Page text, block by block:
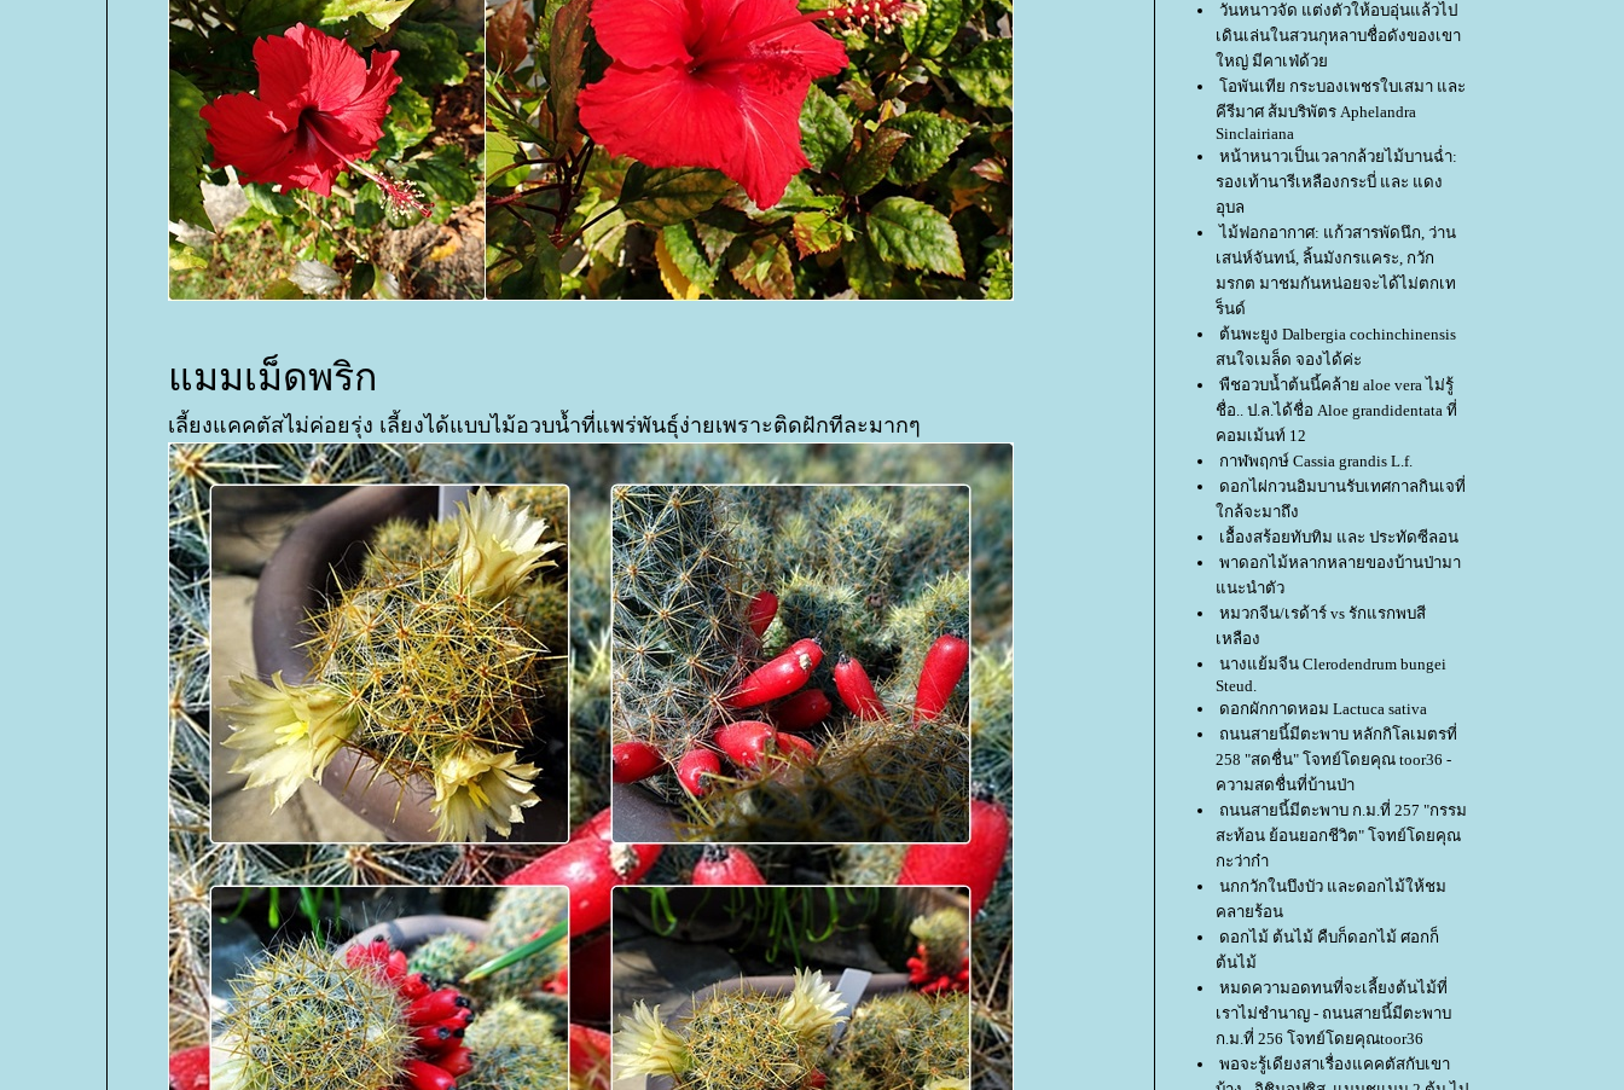
มมเม็ดพริก
เลี้ยงแคคตัสไม่ค่อยรุ่ง เลี้ยงได้แบบไม้อวบน้ำที่แพร่พันธุ์ง่ายเพราะติดฝักทีละมากๆ
วันหนาวจัด แต่งตัวให้อบอุ่นแล้วไป
เดินเล่นในสวนกุหลาบชื่อดังของเขา
หญ่ มีคาเฟ่ด้ว
อพันเทีย กระบองเพชรใบเสมา และ
คีรีมาศ ส้มบริพัตร Aphelandra
Sinclairiana
หน้าหนาวเป็นเวลากล้วยไม้บานฉ่ำ:
รองเท้านารีเหลืองกระบี่ และ แดง
อุบล
ไม้ฟอกอากาศ: แก้วสารพัดนึก, ว่าน
เสน่ห์จันทน์, ลิ้นมังกรแคระ, กวัก
มรกต มาชมกันหน่อยจะได้ไม่ตกเท
ร็นด์
ต้นพะยูง Dalbergia cochinchinensis
สนใจเมล็ด จองได้ค่ะ
พืชอวบน้ำต้นนี้คล้าย aloe vera ไม่รู้
ชื่อ.. ป.ล.ได้ชื่อ Aloe grandidentata ที่
คอมเม้นท์ 12
กาฬพฤกษ์ Cassia grandis L.f.
ดอกไผ่กวนอิมบานรับเทศกาลกินเจที่
กล้จะมาถึง
เอื้องสร้อยทับทิม และ ประทัดซีลอน
พาดอกไม้หลากหลายของบ้านป่ามา
นะนำตัว
หมวกจีน/เรด้าร์ vs รักแรกพบสี
เหลือง
นางแย้มจีน Clerodendrum bungei
Steud.
ดอกผักกาดหอม Lactuca sativa
ถนนสายนี้มีตะพาบ หลักกิโลเมตรที่
258 "สดชื่น" โจทย์โดยคุณ toor36 -
ความสดชื่นที่บ้านป่า
ถนนสายนี้มีตะพาบ ก.ม.ที่ 257 "กรรม
สะท้อน ย้อนยอกชีวิต" โจทย์โดยคุณ
กะว่าก๋า
นกกวักในบึงบัว และดอกไม้ให้ชม
คลายร้อน
ดอกไม้ ต้นไม้ คืบก็ดอกไม้ ศอกก็
ต้นไม้
หมดความอดทนที่จะเลี้ยงต้นไม้ที่
เราไม่ชำนาญ - ถนนสายนี้มีตะพาบ
ก.ม.ที่ 256 โจทย์โดยคุณtoor36
พอจะรู้เดียงสาเรื่องแคคตัสกับเขา